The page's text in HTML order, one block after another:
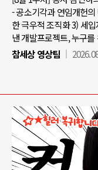
- 공소기각과 연임개헌
한 극우적 조직화 3) 세
낸 개발프로젝트, 누구
참세상 영상팀